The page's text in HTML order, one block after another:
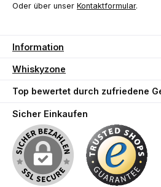
Oder über unser Kontaktformular.
Information
Whiskyzone
Top bewertet durch zufriedene
Sicher Einkaufen